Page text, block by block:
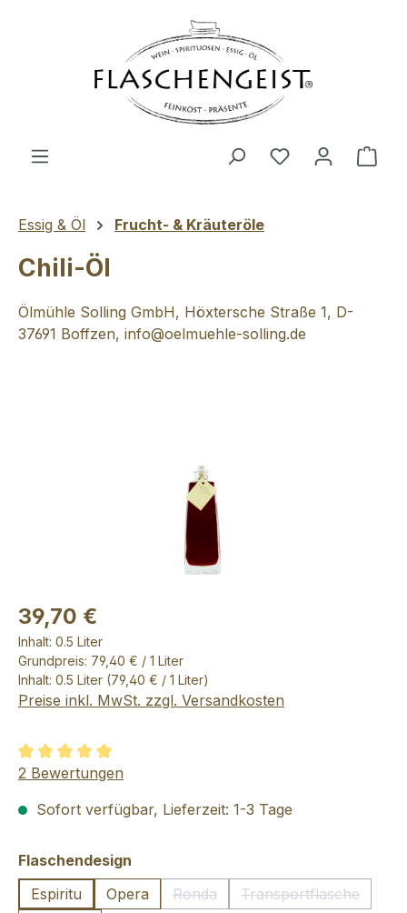
Du hast 0
Essig & Öl Frucht- & Kräuteröle
Chili-Öl
Ölmühle Solling GmbH, Höxtersche Straße 1, D-
37691 Boffzen, info@oelmuehle-solling.de
39,70 €
Inhalt: 0.5 Liter
Grundpreis: 79,40 € / 1 Liter
Inhalt: 0.5 Liter (79,40 € / 1 Liter)
Preise inkl. MwSt. zzgl. Versandkosten
Durchschnittliche Bewertung von 5 von 5 Sternen
2 Bewertungen
Sofort verfügbar, Lieferzeit: 1-3 Tage
Flaschendesign
Espiritu
Opera Ronda
(Diese Option ist zurzeit nicht
Transportflasche
(Diese Option ist